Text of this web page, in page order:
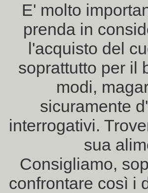
E' molto
prenda in
l'acquisto del
soprattutto per il
modi,
sicuramente
interrogativi.
sua
Consigliamo,
confrontare così i